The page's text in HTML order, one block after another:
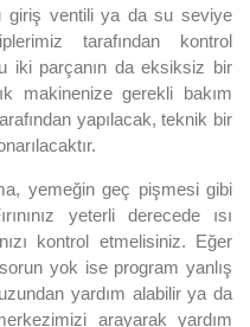
giriş ventili ya da su seviye
tarafından kontrol
iki parçanın da eksiksiz bir
makinenize gerekli bakım
yapılacak, teknik bir
yemeğin geç pişmesi gibi
yeterli derecede ısı
kontrol etmelisiniz. Eğer
yok ise program yanlış
yardım alabilir ya da
arayarak yardım